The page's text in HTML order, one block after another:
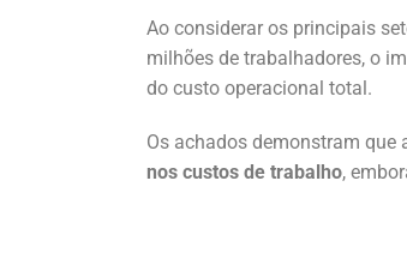
Ao considerar os principais
milhões de trabalhadores, o
do custo operacional total.
Os achados demonstram que
nos custos de trabalho,